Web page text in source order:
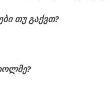
თუ გაქვთ?